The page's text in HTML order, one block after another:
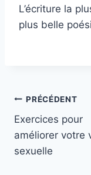
L’écriture la
plus belle
Navigation
de
l’article
PRÉCÉDENT
Exercices pour
améliorer votre
sexuelle